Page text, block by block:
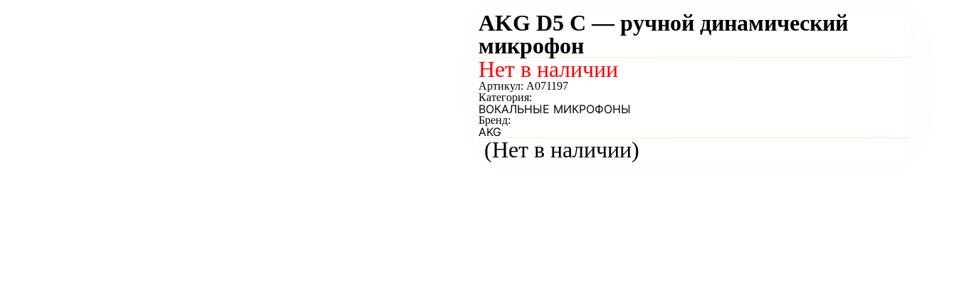
AKG D5 С — ручной динамический
микрофон
(Нет в наличии)
Нет в наличии
Артикул: A071197
Категория:
ВОКАЛЬНЫЕ МИКРОФОНЫ
Бренд:
AKG